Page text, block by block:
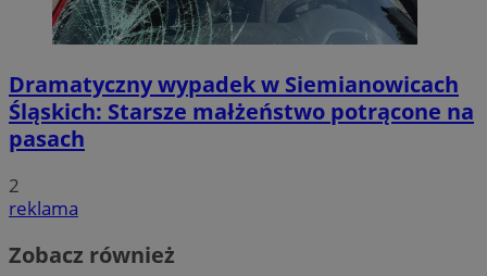
Dramatyczny wypadek w Siemianowicach
Śląskich: Starsze małżeństwo potrącone na
pasach
2
reklama
Zobacz również